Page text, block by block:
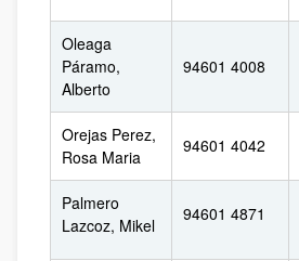
Oleaga
Páramo,
Alberto
94601 4008
Orejas Perez,
Rosa Maria
94601 4042
Palmero
Lazcoz, Mikel
94601 4871